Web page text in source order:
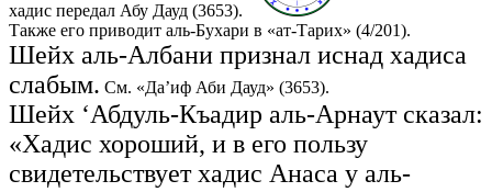
хадис передал Абу Дауд (3653).
Также его приводит аль-Бухари в «ат-Тарих» (4/201).
Шейх аль-Албани признал иснад хадиса
слабым. См. «Да’иф Аби Дауд» (3653).
Шейх ‘Абдуль-Къадир аль-Арнаут сказал:
«Хадис хороший, и в его пользу
свидетельствует хадис Анаса у аль-